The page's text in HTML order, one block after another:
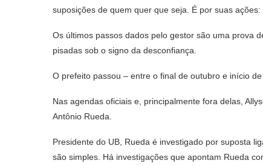
suposições de quem quer que seja. É por suas
Os últimos passos dados pelo gestor são uma prova
pisadas sob o signo da desconfiança.
O prefeito passou – entre o final de outubro e início
Nas agendas oficiais e, principalmente fora delas,
Antônio Rueda.
Presidente do UB, Rueda é investigado por suposta
são simples. Há investigações que apontam Rueda